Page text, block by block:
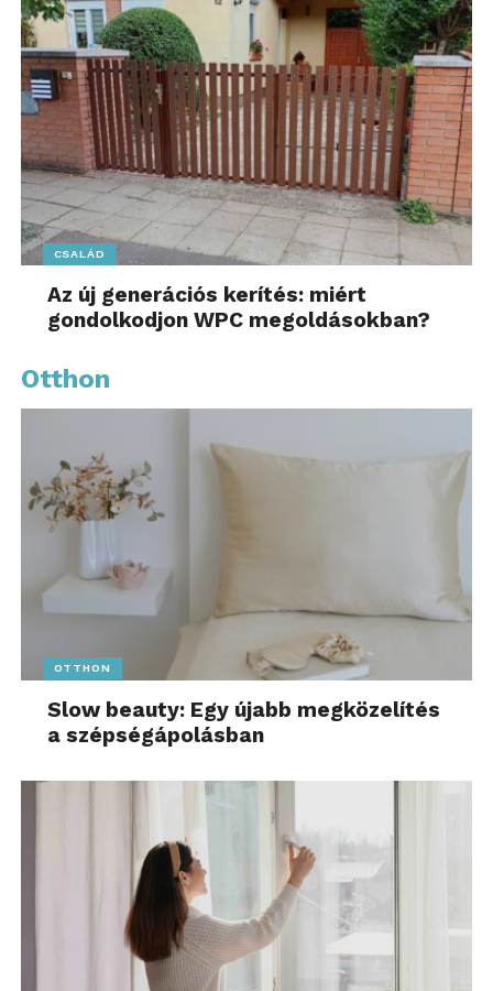
CSALÁD
Az új generációs kerítés: miért
gondolkodjon WPC megoldásokban?
Otthon
OTTHON
Slow beauty: Egy újabb megközelítés
a szépségápolásban